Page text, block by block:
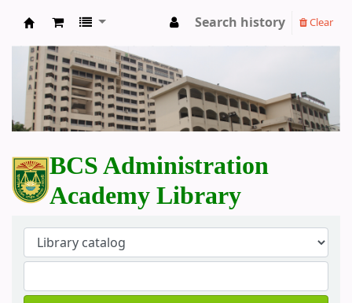
BCS Administration Academy Library
Search history Clear
BCS Administration
Academy Library